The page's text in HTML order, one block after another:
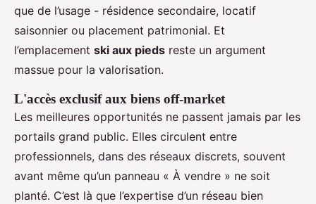
que de l’usage - résidence secondaire, locatif
saisonnier ou placement patrimonial. Et
l’emplacement ski aux pieds reste un argument
massue pour la valorisation.
L'accès exclusif aux biens off-market
Les meilleures opportunités ne passent jamais par les
portails grand public. Elles circulent entre
professionnels, dans des réseaux discrets, souvent
avant même qu’un panneau « À vendre » ne soit
planté. C’est là que l’expertise d’un réseau bien